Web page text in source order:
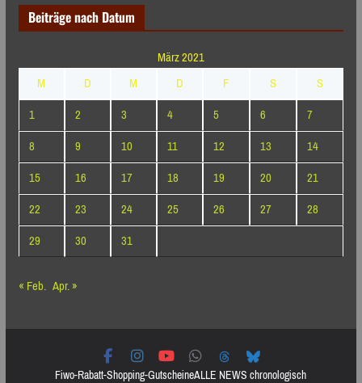
Beiträge nach Datum
März 2021
M
D M D F S
S
1
2 3 4 5 6
7
8
9 10 11 12 13
14
15
16 17 18 19 20
21
22
23 24 25 26 27
28
29
30
31
« Feb. Apr. »
Fiwo-Rabatt-Shopping-GutscheineALLE NEWS chronologisch